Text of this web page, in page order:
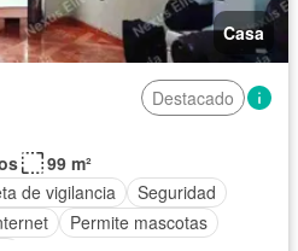
Casa
Destacado
99 m²
de vigilancia
Seguridad
Permite mascotas